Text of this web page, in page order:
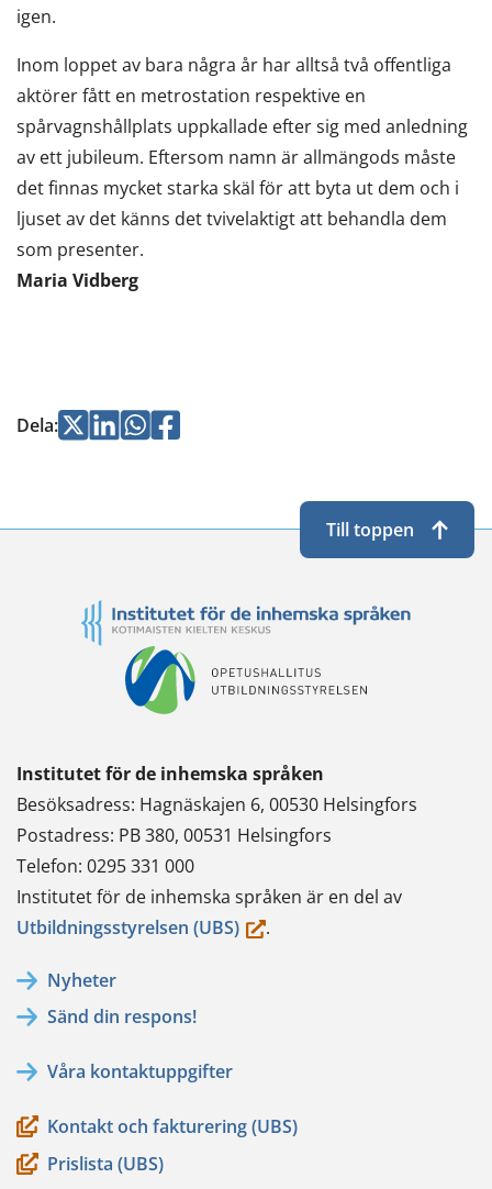
igen.
Inom loppet av bara några år har alltså två offentliga
aktörer fått en metrostation respektive en
spårvagnshållplats uppkallade efter sig med anledning
av ett jubileum. Eftersom namn är allmängods måste
det finnas mycket starka skäl för att byta ut dem och i
ljuset av det känns det tvivelaktigt att behandla dem
som presenter.
Maria Vidberg
Dela:Jaa Jaa Jaa
Jaa
Institutet för de inhemska språken
Besöksadress: Hagnäskajen 6, 00530 Helsingfors
Postadress: PB 380, 00531 Helsingfors
Telefon: 0295 331 000
Institutet för de inhemska språken är en del av
Utbildningsstyrelsen (UBS)(du.
Nyheter
Sänd din respons!
Våra kontaktuppgifter
Kontakt och fakturering (UBS)
Prislista (UBS)
Till toppen